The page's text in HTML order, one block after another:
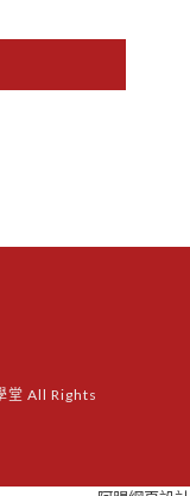
堂 All Rights